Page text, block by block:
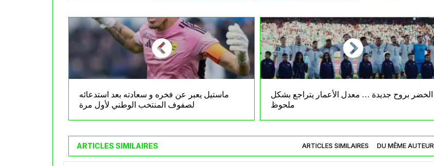
ماستيل يعبر عن فخره و سعادته بعد استدعائه
لصفوف المنتخب الوطني لأول مرة
الخضر بروح جديدة … معدل الأعمار يتراجع بشكل
ملحوظ
ARTICLES SIMILAIRES ARTICLES SIMILAIRES DU MÊME AUTEUR